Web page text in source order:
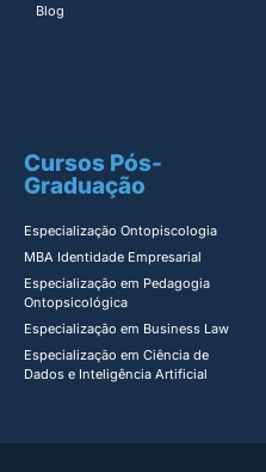
Blog
Cursos Pós-
Graduação
Especialização Ontopiscologia ​
MBA Identidade Empresarial​
Especialização em Pedagogia
Ontopsicológica​
Especialização em Business Law
Especialização em Ciência de
Dados e Inteligência Artificial